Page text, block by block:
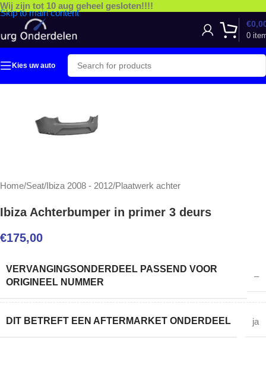
Skip to main content
Wij zijn tot 10 aug geheel gesloten!!!!
0
€
Kies uw auto
Home/Seat/Ibiza 2008 - 2012/Plaatwerk achter
Ibiza Achterbumper in primer 3 deurs
€175,00
VERVANGINGSONDERDEEL PASSEND VOOR
ORIGINEEL NUMMER
–
DIT BETREFT EEN AFTERMARKET ONDERDEEL ja